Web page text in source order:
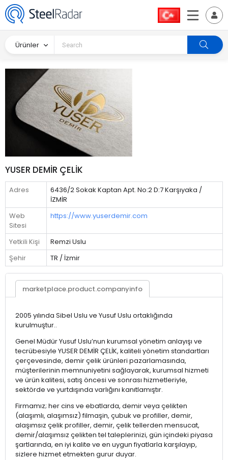
Ürünler
YUSER DEMİR ÇELİK
Adres
6436/2 Sokak Kaptan Apt. No:2 D:7 Karşıyaka /
İZMİR
Web
Sitesi
https://www.yuserdemir.com
Yetkili Kişi
Remzi Uslu
Şehir
TR / İzmir
marketplace.product.companyinfo
2005 yılında Sibel Uslu ve Yusuf Uslu ortaklığında
kurulmuştur..
Genel Müdür Yusuf Uslu’nun kurumsal yönetim anlayışı ve
tecrübesiyle YUSER DEMİR ÇELİK, kaliteli yönetim standartları
çerçevesinde, demir çelik ürünleri pazarlamasında,
müşterilerinin memnuniyetini sağlayarak, kurumsal hizmeti
ve ürün kalitesi, satış öncesi ve sonrası hizmetleriyle,
sektörde ve yurtdışında varlığını kanıtlamıştır.
Firmamız; her cins ve ebatlarda, demir veya çelikten
(alaşımlı, alaşımsız) filmaşin, çubuk ve profiller, demir,
alaşımsız çelik profiller, demir, çelik tellerden mensucat,
demir/alaşımsız çelikten tel taleplerinizi, gün içindeki piyasa
şartlarında, en iyi kalite ve en uygun fiyatlarla karşılayıp,
sizlere hizmet etmekten gurur duyar.